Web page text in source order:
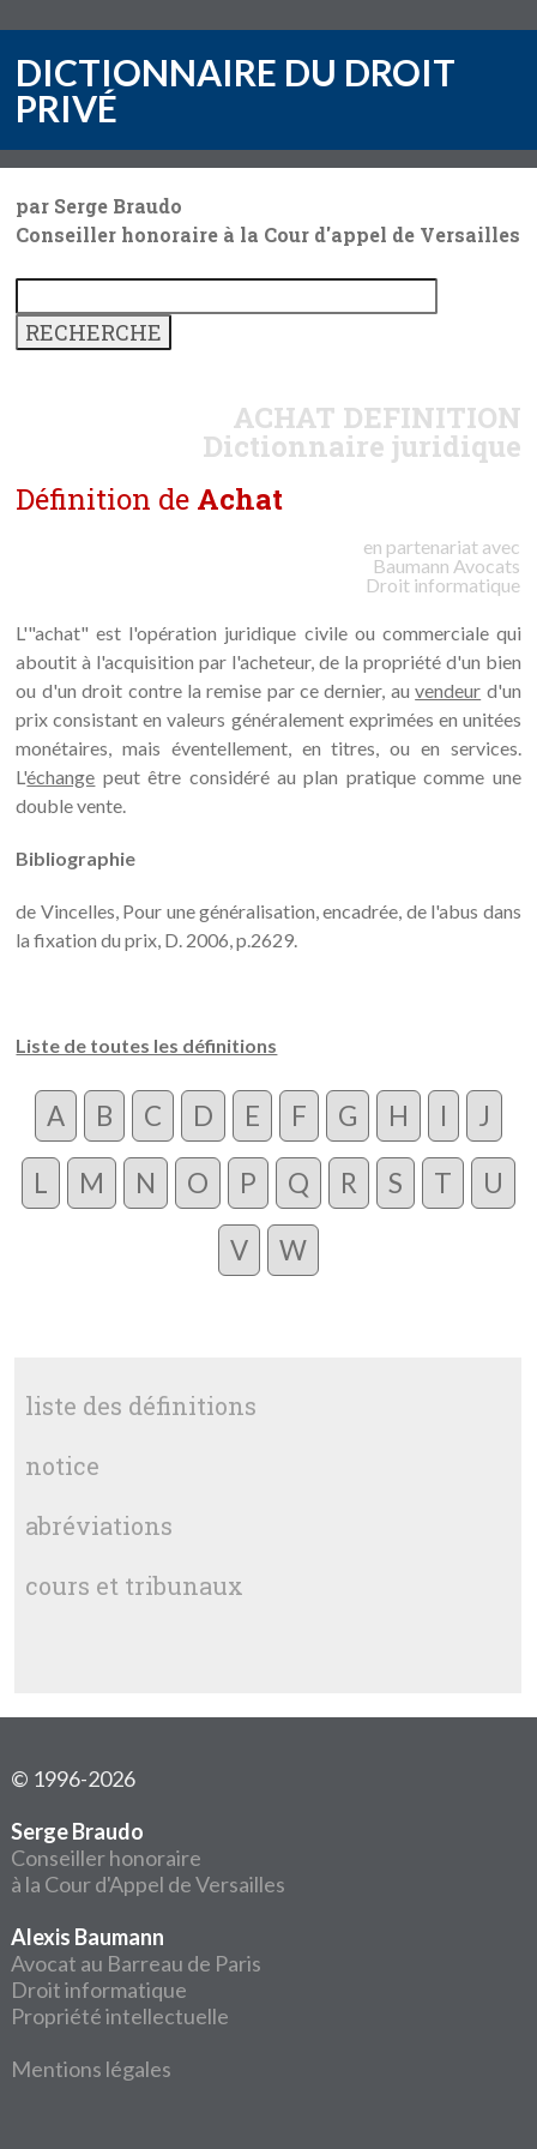
DICTIONNAIRE DU DROIT
PRIVÉ
par Serge Braudo
Conseiller honoraire à la Cour d'appel de Versailles
ACHAT DEFINITION
Dictionnaire juridique
Définition de Achat
en partenariat avec
Baumann Avocats
Droit informatique
L'"achat" est l'opération juridique civile ou commerciale qui
aboutit à l'acquisition par l'acheteur, de la propriété d'un bien
ou d'un droit contre la remise par ce dernier, auvendeur d'un
prix consistant en valeurs généralement exprimées en unitées
monétaires, mais éventellement, en titres, ou en services.
L'échange peut être considéré au plan pratique comme une
double vente.
Bibliographie
de Vincelles, Pour une généralisation, encadrée, de l'abus dans
la fixation du prix, D. 2006, p.2629.
Liste de toutes les définitions
A B C D E F G H I J
L M N O P Q R S T U
V W
liste des définitions
notice
abréviations
cours et tribunaux
© 1996-2026
Serge Braudo
Conseiller honoraire
à la Cour d'Appel de Versailles
Alexis Baumann
Avocat au Barreau de Paris
Droit informatique
Propriété intellectuelle
Mentions légales